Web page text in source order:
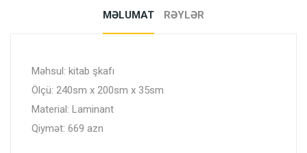
MƏLUMAT RƏYLƏR
Məhsul: kitab şkafı
Ölçü: 240sm x 200sm x 35sm
Material: Laminant
Qiymət: 669 azn